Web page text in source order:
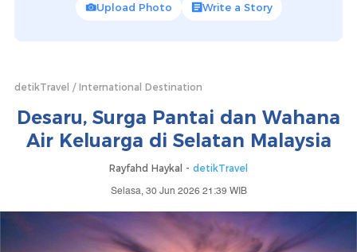
Upload Photo Write a Story
detikTravel International Destination
Desaru, Surga Pantai dan Wahana
Air Keluarga di Selatan Malaysia
Rayfahd Haykal - detikTravel
Selasa, 30 Jun 2026 21:39 WIB